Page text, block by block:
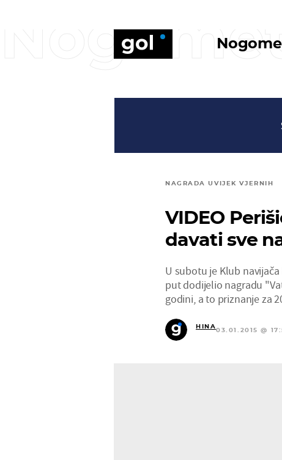
NAGRADA UVIJEK VJERNIH
VIDEO
davati sve
U subotu je Klub
put dodijelio nagradu
godini, a to priznanje za
HINA
03.01.2015 @